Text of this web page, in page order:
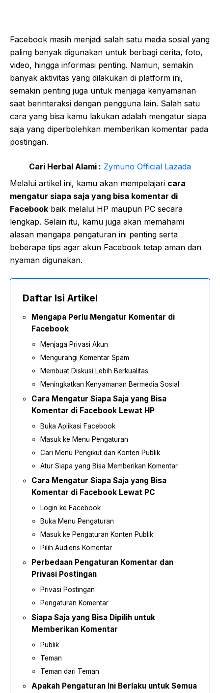
Facebook masih menjadi salah satu media sosial yang
paling banyak digunakan untuk berbagi cerita, foto,
video, hingga informasi penting. Namun, semakin
banyak aktivitas yang dilakukan di platform ini,
semakin penting juga untuk menjaga kenyamanan
saat berinteraksi dengan pengguna lain. Salah satu
cara yang bisa kamu lakukan adalah mengatur siapa
saja yang diperbolehkan memberikan komentar pada
postingan.
Cari Herbal Alami : Zymuno Official Lazada
Melalui artikel ini, kamu akan mempelajari cara
mengatur siapa saja yang bisa komentar di
Facebook baik melalui HP maupun PC secara
lengkap. Selain itu, kamu juga akan memahami
alasan mengapa pengaturan ini penting serta
beberapa tips agar akun Facebook tetap aman dan
nyaman digunakan.
Daftar Isi Artikel
Mengapa Perlu Mengatur Komentar di
Facebook
Menjaga Privasi Akun
Mengurangi Komentar Spam
Membuat Diskusi Lebih Berkualitas
Meningkatkan Kenyamanan Bermedia Sosial
Cara Mengatur Siapa Saja yang Bisa
Komentar di Facebook Lewat HP
Buka Aplikasi Facebook
Masuk ke Menu Pengaturan
Cari Menu Pengikut dan Konten Publik
Atur Siapa yang Bisa Memberikan Komentar
Cara Mengatur Siapa Saja yang Bisa
Komentar di Facebook Lewat PC
Login ke Facebook
Buka Menu Pengaturan
Masuk ke Pengaturan Konten Publik
Pilih Audiens Komentar
Perbedaan Pengaturan Komentar dan
Privasi Postingan
Privasi Postingan
Pengaturan Komentar
Siapa Saja yang Bisa Dipilih untuk
Memberikan Komentar
Publik
Teman
Teman dari Teman
Apakah Pengaturan Ini Berlaku untuk Semua